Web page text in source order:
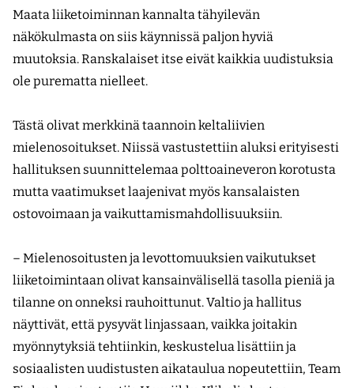
Maata liiketoiminnan kannalta tähyilevän
näkökulmasta on siis käynnissä paljon hyviä
muutoksia. Ranskalaiset itse eivät kaikkia uudistuksia
ole purematta nielleet.
Tästä olivat merkkinä taannoin keltaliivien
mielenosoitukset. Niissä vastustettiin aluksi erityisesti
hallituksen suunnittelemaa polttoaineveron korotusta
mutta vaatimukset laajenivat myös kansalaisten
ostovoimaan ja vaikuttamismahdollisuuksiin.
– Mielenosoitusten ja levottomuuksien vaikutukset
liiketoimintaan olivat kansainvälisellä tasolla pieniä ja
tilanne on onneksi rauhoittunut. Valtio ja hallitus
näyttivät, että pysyvät linjassaan, vaikka joitakin
myönnytyksiä tehtiinkin, keskustelua lisättiin ja
sosiaalisten uudistusten aikataulua nopeutettiin, Team